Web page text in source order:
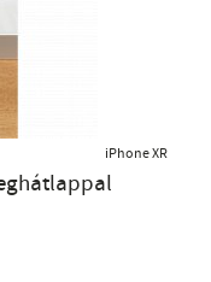
iPhone XR